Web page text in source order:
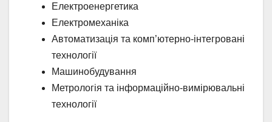
Електроенергетика
Електромеханіка
Автоматизація та комп’ютерно-інтегровані
технології
Машинобудування
Метрологія та інформаційно-вимірювальні
технології